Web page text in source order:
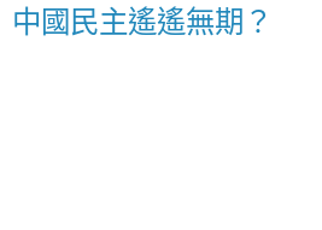
中國民主遙遙無期？